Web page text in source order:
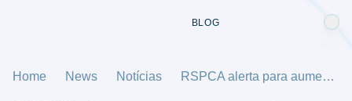
BLOG
Home News Notícias RSPCA alerta para aumento do acúmulo de animais na crise do Reino Unido